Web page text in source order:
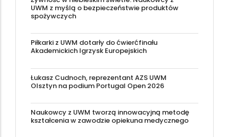
UWM z myślą o bezpieczeństwie produktów
spożywczych
Piłkarki z UWM dotarły do ćwierćfinału
Akademickich Igrzysk Europejskich
Łukasz Cudnoch, reprezentant AZS UWM
Olsztyn na podium Portugal Open 2026
Naukowcy z UWM tworzą innowacyjną metodę
kształcenia w zawodzie opiekuna medycznego